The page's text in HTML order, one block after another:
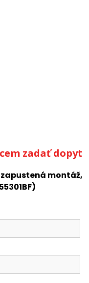
zadať dopyt
zapustená montáž,